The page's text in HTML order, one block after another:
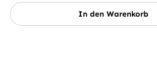
In den Warenkorb